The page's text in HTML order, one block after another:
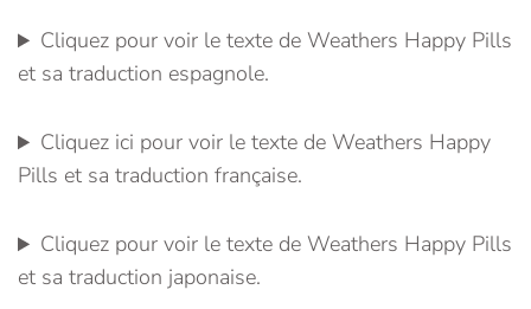
Cliquez pour voir le texte de Weathers Happy Pills
et sa traduction espagnole.
Cliquez ici pour voir le texte de Weathers Happy
Pills et sa traduction française.
Cliquez pour voir le texte de Weathers Happy Pills
et sa traduction japonaise.